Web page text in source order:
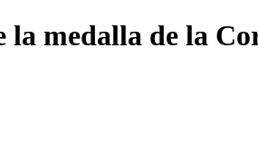
la medalla de la